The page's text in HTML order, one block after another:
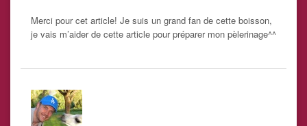
Merci pour cet article! Je suis un grand fan de cette boisson,
je vais m’aider de cette article pour préparer mon pèlerinage^^